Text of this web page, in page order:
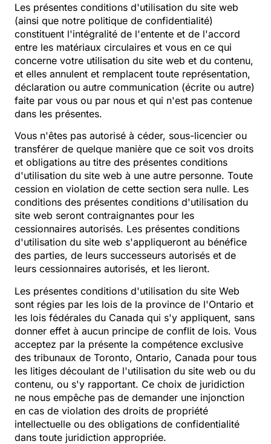
Les présentes conditions d'utilisation du site web
(ainsi que notre politique de confidentialité)
constituent l'intégralité de l'entente et de l'accord
entre les matériaux circulaires et vous en ce qui
concerne votre utilisation du site web et du contenu,
et elles annulent et remplacent toute représentation,
déclaration ou autre communication (écrite ou autre)
faite par vous ou par nous et qui n'est pas contenue
dans les présentes.
Vous n'êtes pas autorisé à céder, sous-licencier ou
transférer de quelque manière que ce soit vos droits
et obligations au titre des présentes conditions
d'utilisation du site web à une autre personne. Toute
cession en violation de cette section sera nulle. Les
conditions des présentes conditions d'utilisation du
site web seront contraignantes pour les
cessionnaires autorisés. Les présentes conditions
d'utilisation du site web s'appliqueront au bénéfice
des parties, de leurs successeurs autorisés et de
leurs cessionnaires autorisés, et les lieront.
Les présentes conditions d'utilisation du site Web
sont régies par les lois de la province de l'Ontario et
les lois fédérales du Canada qui s'y appliquent, sans
donner effet à aucun principe de conflit de lois. Vous
acceptez par la présente la compétence exclusive
des tribunaux de Toronto, Ontario, Canada pour tous
les litiges découlant de l'utilisation du site web ou du
contenu, ou s'y rapportant. Ce choix de juridiction
ne nous empêche pas de demander une injonction
en cas de violation des droits de propriété
intellectuelle ou des obligations de confidentialité
dans toute juridiction appropriée.